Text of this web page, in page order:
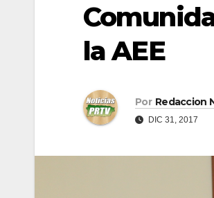
la AEE
Por Redaccion
DIC 31, 2017